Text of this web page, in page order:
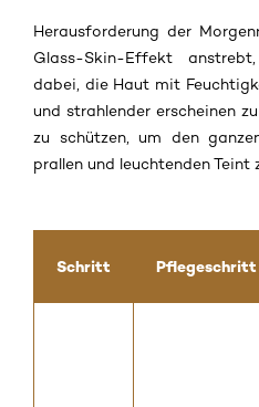
Herausforderung der
Glass-Skin-Effekt
dabei, die Haut mit
und strahlender erscheinen
zu schützen, um den
prallen und leuchtenden Teint
Schritt Pflegeschritt